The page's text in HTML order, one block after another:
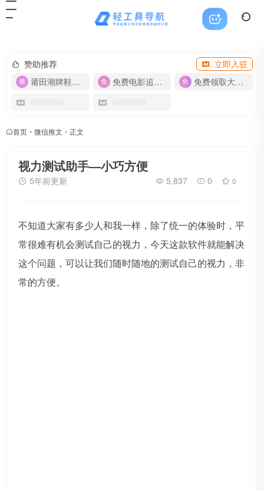
赞助推荐
立即入驻
莆田潮牌鞋服-货源
免费电影追剧APP 免费领取大流量卡【500G】
首页 • 微信推文 • 正文
视力测试助手—小巧方便
5年前更新 5,837 0 0
不知道大家有多少人和我一样，除了统一的体验时，平
常很难有机会测试自己的视力，今天这款软件就能解决
这个问题，可以让我们随时随地的测试自己的视力，非
常的方便。